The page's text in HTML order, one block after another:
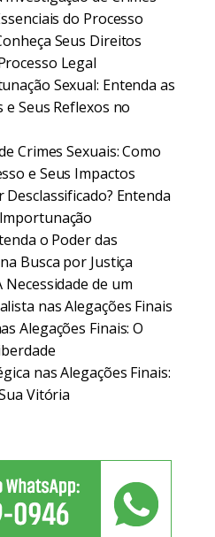
do Processo
Seus Direitos
Legal
Sexual: Entenda as
Seus Reflexos no
Crimes Sexuais: Como
e Seus Impactos
Desclassificado? Entenda
o Poder das
Busca por Justiça
Necessidade de um
nas Alegações Finais
Alegações Finais: O
nas Alegações Finais:
Vitória